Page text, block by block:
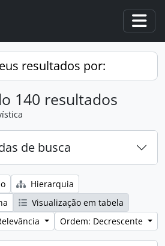
resultados por:
140 resultados
de busca
Hierarquia
Visualização em tabela
Ordem: Decrescente